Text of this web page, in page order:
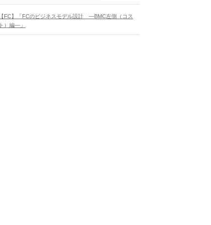
【FC】「FCのビジネスモデル設計 ―BMC左側（コス
ト）編―」